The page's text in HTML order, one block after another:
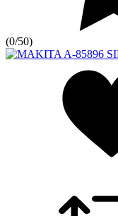
(0/50)